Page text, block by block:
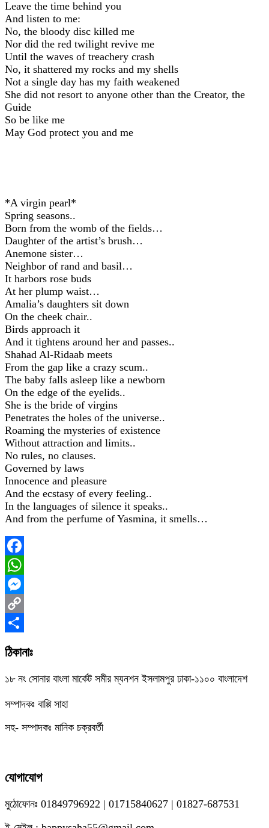
Leave the time behind you
And listen to me:
No, the bloody disc killed me
Nor did the red twilight revive me
Until the waves of treachery crash
No, it shattered my rocks and my shells
Not a single day has my faith weakened
She did not resort to anyone other than the Creator, the
Guide
So be like me
May God protect you and me
*A virgin pearl*
Spring seasons..
Born from the womb of the fields…
Daughter of the artist’s brush…
Anemone sister…
Neighbor of rand and basil…
It harbors rose buds
At her plump waist…
Amalia’s daughters sit down
On the cheek chair..
Birds approach it
And it tightens around her and passes..
Shahad Al-Ridaab meets
From the gap like a crazy scum..
The baby falls asleep like a newborn
On the edge of the eyelids..
She is the bride of virgins
Penetrates the holes of the universe..
Roaming the mysteries of existence
Without attraction and limits..
No rules, no clauses.
Governed by laws
Innocence and pleasure
And the ecstasy of every feeling..
In the languages of silence it speaks..
And from the perfume of Yasmina, it smells…
Facebook
WhatsApp
Messenger
Copy
Link
Share
ঠিকানাঃ
১৮ নং সোনার বাংলা মার্কেট সমীর ম্যনশন ইসলামপুর ঢাকা-১১০০ বাংলাদেশ
সম্পাদকঃ বাপ্পি সাহা
সহ- সম্পাদকঃ মানিক চক্রবর্তী
যোগাযোগ
মুঠোফোনঃ 01849796922 | 01715840627 | 01827-687531